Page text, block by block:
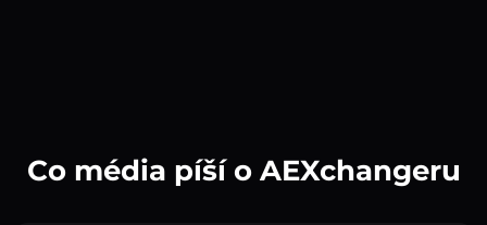
Co média píší o AEXchangeru